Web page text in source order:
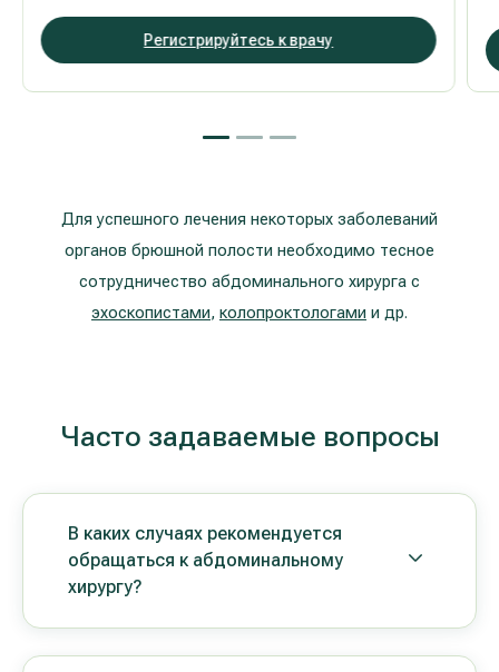
Регистрируйтесь к врачу
Для успешного лечения некоторых заболеваний
органов брюшной полости необходимо тесное
сотрудничество абдоминального хирурга с
эхоскопистами, колопроктологами и др.
Часто задаваемые вопросы
В каких случаях рекомендуется
обращаться к абдоминальному
хирургу?